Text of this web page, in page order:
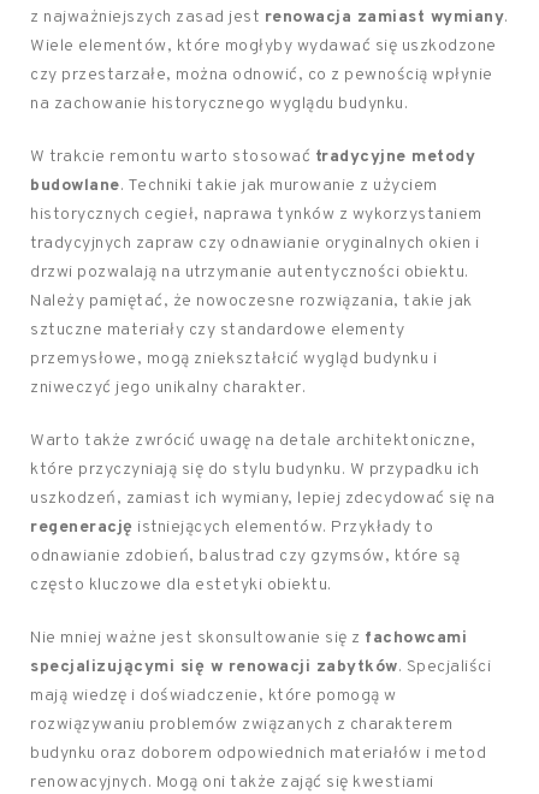
z najważniejszych zasad jest renowacja zamiast wymiany.
Wiele elementów, które mogłyby wydawać się uszkodzone
czy przestarzałe, można odnowić, co z pewnością wpłynie
na zachowanie historycznego wyglądu budynku.
W trakcie remontu warto stosować tradycyjne metody
budowlane. Techniki takie jak murowanie z użyciem
historycznych cegieł, naprawa tynków z wykorzystaniem
tradycyjnych zapraw czy odnawianie oryginalnych okien i
drzwi pozwalają na utrzymanie autentyczności obiektu.
Należy pamiętać, że nowoczesne rozwiązania, takie jak
sztuczne materiały czy standardowe elementy
przemysłowe, mogą zniekształcić wygląd budynku i
zniweczyć jego unikalny charakter.
Warto także zwrócić uwagę na detale architektoniczne,
które przyczyniają się do stylu budynku. W przypadku ich
uszkodzeń, zamiast ich wymiany, lepiej zdecydować się na
regenerację istniejących elementów. Przykłady to
odnawianie zdobień, balustrad czy gzymsów, które są
często kluczowe dla estetyki obiektu.
Nie mniej ważne jest skonsultowanie się z fachowcami
specjalizującymi się w renowacji zabytków. Specjaliści
mają wiedzę i doświadczenie, które pomogą w
rozwiązywaniu problemów związanych z charakterem
budynku oraz doborem odpowiednich materiałów i metod
renowacyjnych. Mogą oni także zająć się kwestiami